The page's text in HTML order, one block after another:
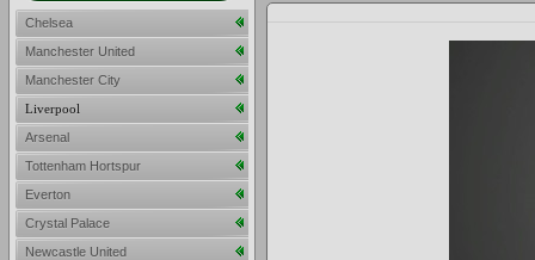
Chelsea
Manchester United
Manchester City
Liverpool
Arsenal
Tottenham Hortspur
Everton
Crystal Palace
Newcastle United